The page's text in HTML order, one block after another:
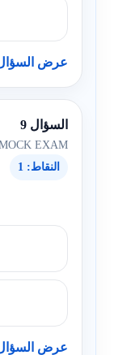
عرض السؤال
السؤال 9
EXAM
النقاط: 1
عرض السؤال